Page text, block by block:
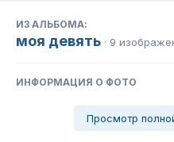
ИЗ АЛЬБОМА:
моя девять · 9
ИНФОРМАЦИЯ О ФОТО
Просмотр